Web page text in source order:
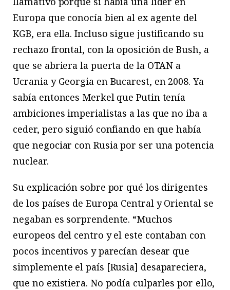
Europa que conocía bien al ex agente del
KGB, era ella. Incluso sigue justificando su
rechazo frontal, con la oposición de Bush, a
que se abriera la puerta de la OTAN a
Ucrania y Georgia en Bucarest, en 2008. Ya
sabía entonces Merkel que Putin tenía
ambiciones imperialistas a las que no iba a
ceder, pero siguió confiando en que había
que negociar con Rusia por ser una potencia
nuclear.
Su explicación sobre por qué los dirigentes
de los países de Europa Central y Oriental se
negaban es sorprendente. “Muchos
europeos del centro y el este contaban con
pocos incentivos y parecían desear que
simplemente el país [Rusia] desapareciera,
que no existiera. No podía culparles por ello,